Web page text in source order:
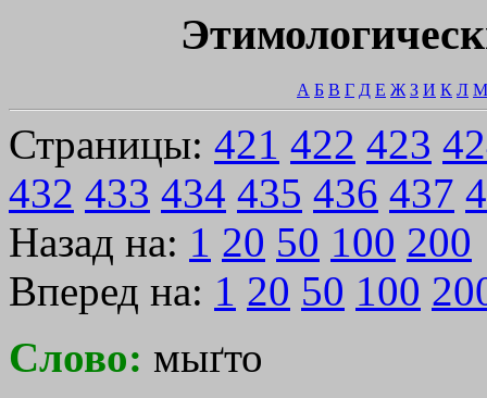
А Б В Г Д Е Ж З И К Л М
Страницы: 421 422 423
432 433 434 435 436 437
Назад на: 1 20 50 100 200
Вперед на: 1 20 50 100
Слово: мыґто